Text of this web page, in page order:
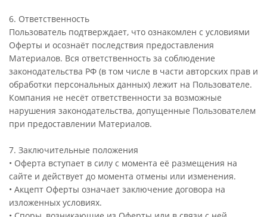
6. Ответственность
Пользователь подтверждает, что ознакомлен с условиями
Оферты и осознаёт последствия предоставления
Материалов. Вся ответственность за соблюдение
законодательства РФ (в том числе в части авторских прав и
обработки персональных данных) лежит на Пользователе.
Компания не несёт ответственности за возможные
нарушения законодательства, допущенные Пользователем
при предоставлении Материалов.
7. Заключительные положения
• Оферта вступает в силу с момента её размещения на
сайте и действует до момента отмены или изменения.
• Акцепт Оферты означает заключение договора на
изложенных условиях.